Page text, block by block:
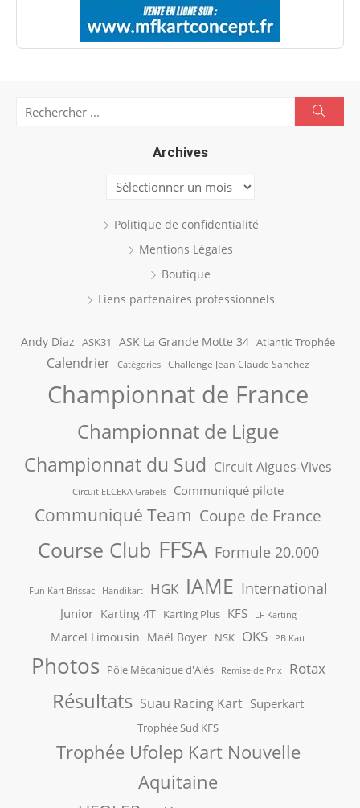
Archives
Archives
Politique de confidentialité
Mentions Légales
Boutique
Liens partenaires professionnels
Andy Diaz ASK31 ASK La Grande Motte 34 Atlantic Trophée
Calendrier Catégories Challenge Jean-Claude Sanchez
Championnat de France
Championnat de Ligue
Championnat du Sud Circuit Aigues-Vives
Circuit ELCEKA Grabels Communiqué pilote
Communiqué Team Coupe de France
Course Club FFSA Formule 20.000
Fun Kart Brissac Handikart HGK IAME International
Junior Karting 4T Karting Plus KFS LF Karting
Marcel Limousin Maël Boyer NSK OKS PB Kart
Photos Pôle Mécanique d'Alès Remise de Prix Rotax
Résultats Suau Racing Kart Superkart
Trophée Sud KFS
Trophée Ufolep Kart Nouvelle
Aquitaine